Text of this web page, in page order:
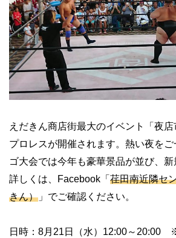
えだきん商店街最大のイベント「夜
プロレスが開催されます。熱い夜を
ゴ大会では今年も豪華景品が並び、新
詳しくは、Facebook「 荏田南近隣セ
きん） 」でご確認ください。
日時：8月21日（水）12:00～20:00